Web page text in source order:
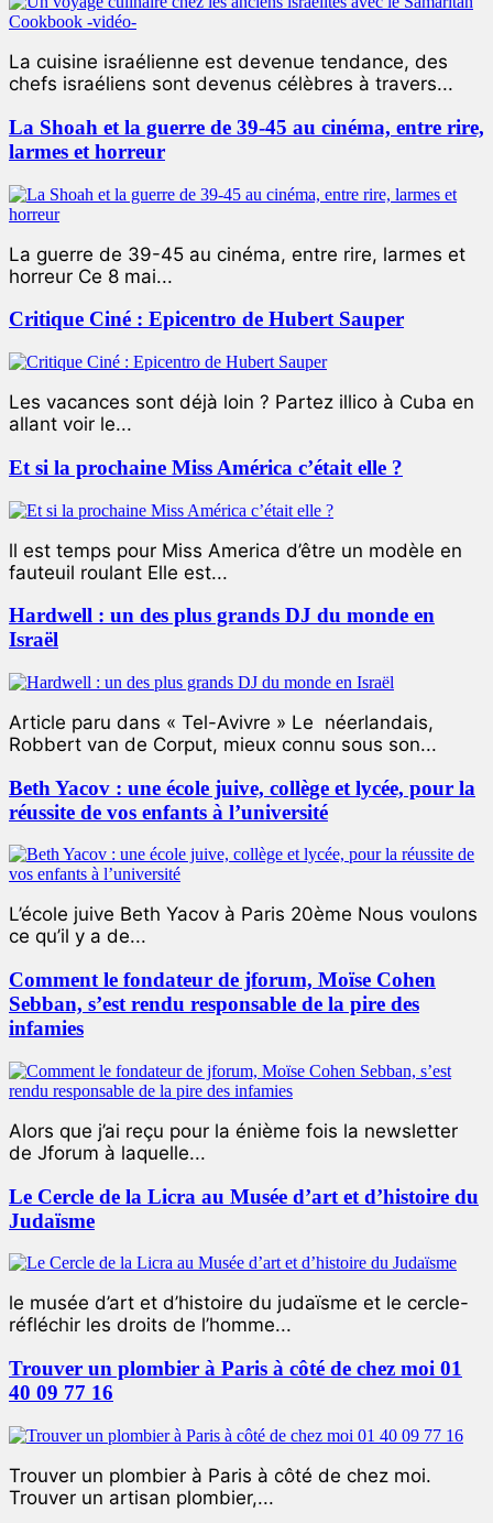
La cuisine israélienne est devenue tendance, des
chefs israéliens sont devenus célèbres à travers...
La Shoah et la guerre de 39-45 au cinéma, entre rire,
larmes et horreur
La guerre de 39-45 au cinéma, entre rire, larmes et
horreur Ce 8 mai...
Critique Ciné : Epicentro de Hubert Sauper
Les vacances sont déjà loin ? Partez illico à Cuba en
allant voir le...
Et si la prochaine Miss América c’était elle ?
ll est temps pour Miss America d’être un modèle en
fauteuil roulant Elle est...
Hardwell : un des plus grands DJ du monde en
Israël
Article paru dans « Tel-Avivre » Le néerlandais,
Robbert van de Corput, mieux connu sous son...
Beth Yacov : une école juive, collège et lycée, pour la
réussite de vos enfants à l’université
L’école juive Beth Yacov à Paris 20ème Nous voulons
ce qu’il y a de...
Comment le fondateur de jforum, Moïse Cohen
Sebban, s’est rendu responsable de la pire des
infamies
Alors que j’ai reçu pour la énième fois la newsletter
de Jforum à laquelle...
Le Cercle de la Licra au Musée d’art et d’histoire du
Judaïsme
le musée d’art et d’histoire du judaïsme et le cercle-
réfléchir les droits de l’homme...
Trouver un plombier à Paris à côté de chez moi 01
40 09 77 16
Trouver un plombier à Paris à côté de chez moi.
Trouver un artisan plombier,...